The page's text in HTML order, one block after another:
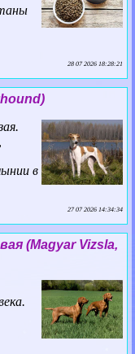
28 07 2026 18:28:21
в
27 07 2026 14:34:34
(Magyar Vizsla,